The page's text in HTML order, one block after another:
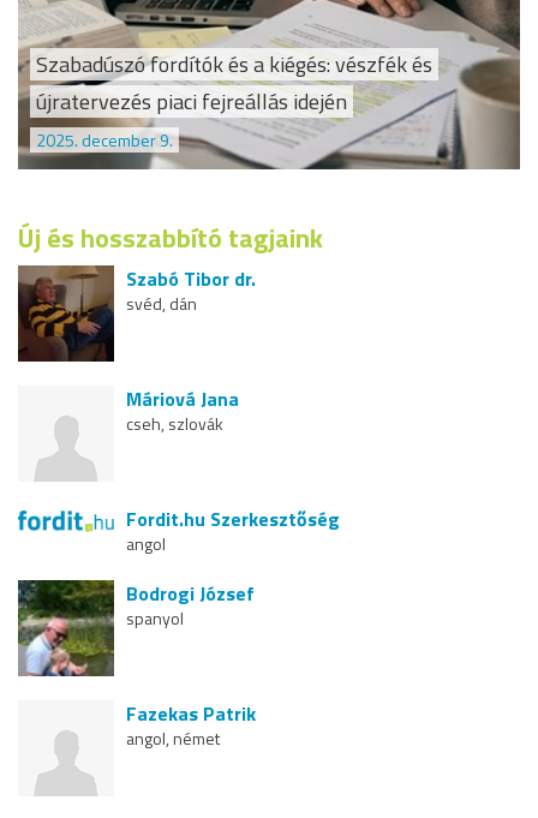
Szabadúszó fordítók és a kiégés: vészfék és
újratervezés piaci fejreállás idején
2025. december 9.
Új és hosszabbító tagjaink
Szabó Tibor dr.
svéd, dán
Máriová Jana
cseh, szlovák
Fordit.hu Szerkesztőség
angol
Bodrogi József
spanyol
Fazekas Patrik
angol, német